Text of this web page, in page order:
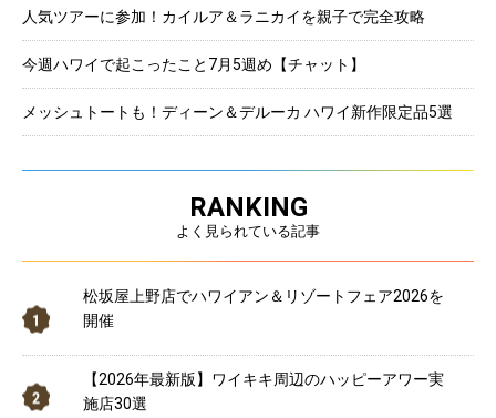
人気ツアーに参加！カイルア＆ラニカイを親子で完全攻略
今週ハワイで起こったこと7月5週め【チャット】
メッシュトートも！ディーン＆デルーカ ハワイ新作限定品5選
RANKING
よく見られている記事
松坂屋上野店でハワイアン＆リゾートフェア2026を
開催
【2026年最新版】ワイキキ周辺のハッピーアワー実
施店30選